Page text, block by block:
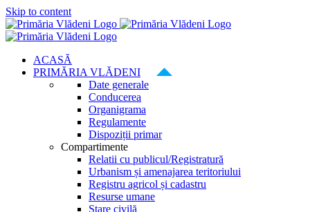
Skip to content
ACASĂ
PRIMĂRIA VLĂDENI
Date generale
Conducerea
Organigrama
Regulamente
Dispoziții primar
Compartimente
Relatii cu publicul/Registratură
Urbanism și amenajarea teritoriului
Registru agricol și cadastru
Resurse umane
Stare civilă